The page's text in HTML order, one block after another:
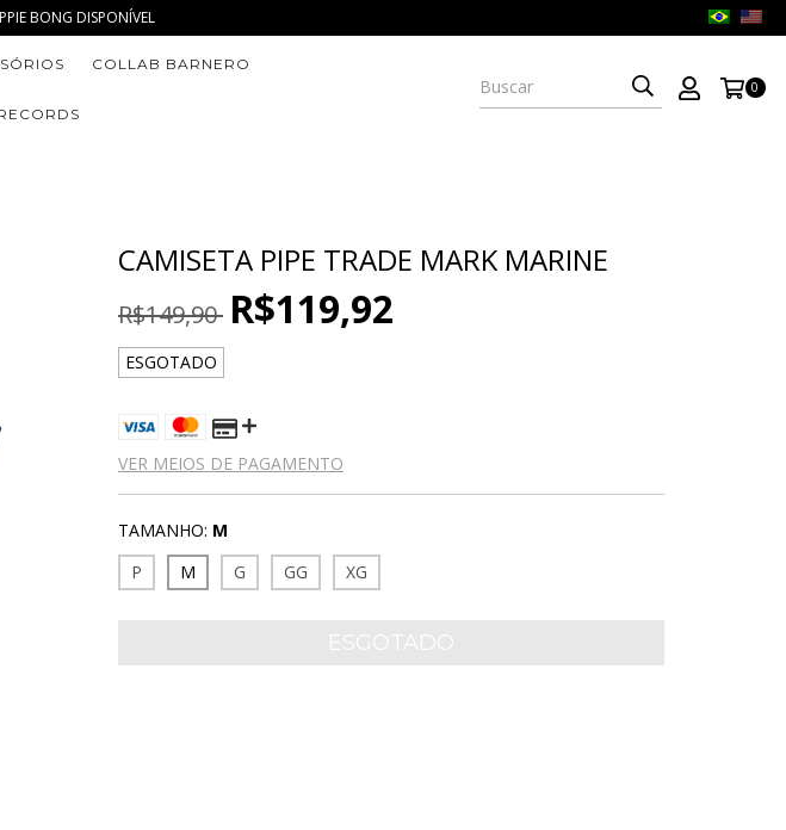
BONG DISPONÍVEL
COLLAB BARNERO
0
CAMISETA PIPE TRADE MARK MARINE
R$149,90 R$119,92
ESGOTADO
VER MEIOS DE PAGAMENTO
TAMANHO: M
P
M G GG XG